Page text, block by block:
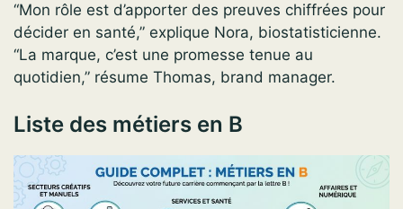
“Mon rôle est d’apporter des preuves chiffrées pour
décider en santé,” explique Nora, biostatisticienne.
“La marque, c’est une promesse tenue au
quotidien,” résume Thomas, brand manager.
Liste des métiers en B